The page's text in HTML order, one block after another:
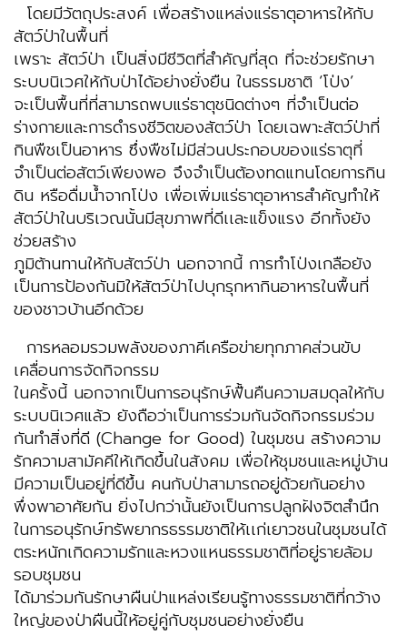
โดยมีวัตถุประสงค์ เพื่อสร้างแหล่งแร่ธาตุอาหารให้กับ
สัตว์ป่าในพื้นที่
เพราะ สัตว์ป่า เป็นสิ่งมีชีวิตที่สำคัญที่สุด ที่จะช่วยรักษา
ระบบนิเวศให้กับป่าได้อย่างยั่งยืน ในธรรมชาติ ‘โป่ง’
จะเป็นพื้นที่ที่สามารถพบแร่ธาตุชนิดต่างๆ ที่จำเป็นต่อ
ร่างกายและการดำรงชีวิตของสัตว์ป่า โดยเฉพาะสัตว์ป่าที่
กินพืชเป็นอาหาร ซึ่งพืชไม่มีส่วนประกอบของแร่ธาตุที่
จำเป็นต่อสัตว์เพียงพอ จึงจำเป็นต้องทดแทนโดยการกิน
ดิน หรือดื่มน้ำจากโป่ง เพื่อเพิ่มแร่ธาตุอาหารสำคัญทำให้
สัตว์ป่าในบริเวณนั้นมีสุขภาพที่ดีเเละแข็งแรง อีกทั้งยัง
ช่วยสร้าง
ภูมิต้านทานให้กับสัตว์ป่า นอกจากนี้ การทำโป่งเกลือยัง
เป็นการป้องกันมิให้สัตว์ป่าไปบุกรุกหากินอาหารในพื้นที่
ของชาวบ้านอีกด้วย
การหลอมรวมพลังของภาคีเครือข่ายทุกภาคส่วนขับ
เคลื่อนการจัดกิจกรรม
ในครั้งนี้ นอกจากเป็นการอนุรักษ์ฟื้นคืนความสมดุลให้กับ
ระบบนิเวศแล้ว ยังถือว่าเป็นการร่วมกันจัดกิจกรรมร่วม
กันทำสิ่งที่ดี (Change for Good) ในชุมชน สร้างความ
รักความสามัคคีให้เกิดขึ้นในสังคม เพื่อให้ชุมชนและหมู่บ้าน
มีความเป็นอยู่ที่ดีขึ้น คนกับป่าสามารถอยู่ด้วยกันอย่าง
พึ่งพาอาศัยกัน ยิ่งไปกว่านั้นยังเป็นการปลูกฝังจิตสำนึก
ในการอนุรักษ์ทรัพยากรธรรมชาติให้เเก่เยาวชนในชุมชนได้
ตระหนักเกิดความรักและหวงแหนธรรมชาติที่อยู่รายล้อม
รอบชุมชน
ได้มาร่วมกันรักษาผืนป่าแหล่งเรียนรู้ทางธรรมชาติที่กว้าง
ใหญ่ของป่าผืนนี้ให้อยู่คู่กับชุมชนอย่างยั่งยืน